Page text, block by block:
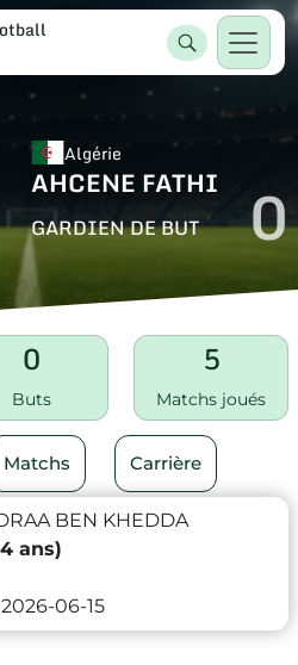
Algérie
AHCENE FATHI
GARDIEN DE BUT 0
0
Buts
5
Matchs joués
Matchs Carrière
BEN KHEDDA
ans)
2026-06-15